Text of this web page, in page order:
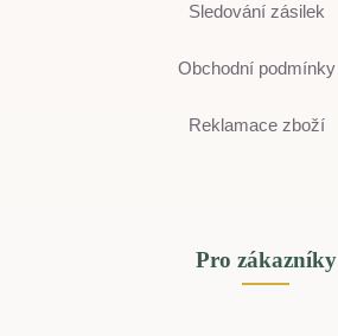
Sledování zásilek
Obchodní podmínky
Reklamace zboží
Pro zákazníky